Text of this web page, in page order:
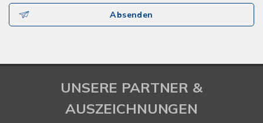
Absenden
UNSERE PARTNER &
AUSZEICHNUNGEN